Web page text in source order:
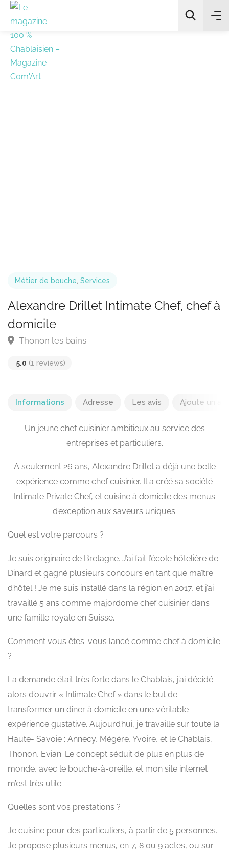
All Categories
Métier de bouche Services
Alexandre Drillet Intimate Chef, chef à
domicile
Thonon les bains
5.0 (1 reviews)
Informations Adresse Les avis Ajoute un
Un jeune chef cuisinier ambitieux au service des
entreprises et particuliers.
A seulement 26 ans, Alexandre Drillet a déjà une belle
expérience comme chef cuisinier. Il a créé sa société
Intimate Private Chef, et cuisine à domicile des menus
d’exception aux saveurs uniques.
Quel est votre parcours ?
Je suis originaire de Bretagne. J’ai fait l’école hôtelière de
Dinard et gagné plusieurs concours en tant que maître
d’hôtel ! Je me suis installé dans la région en 2017, et j’ai
travaillé 5 ans comme majordome chef cuisinier dans
une famille royale en Suisse.
Comment vous êtes-vous lancé comme chef à domicile
?
La demande était très forte dans le Chablais, j’ai décidé
alors d’ouvrir « Intimate Chef » dans le but de
transformer un dîner à domicile en une véritable
expérience gustative. Aujourd’hui, je travaille sur toute la
Haute- Savoie : Annecy, Mégère, Yvoire, et le Chablais,
Thonon, Evian. Le concept séduit de plus en plus de
monde, avec le bouche-à-oreille, et mon site internet
m’est très utile.
Quelles sont vos prestations ?
Je cuisine pour des particuliers, à partir de 5 personnes.
Je propose plusieurs menus, en 7, 8 ou 9 actes, ou sur-